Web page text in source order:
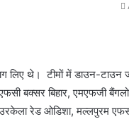
लिए थे। टीमों में डाउन-
बक्सर बिहार, एमएफजी
रेड ओडिशा, मल्लपुरम